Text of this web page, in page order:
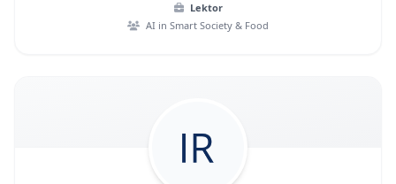
Lektor
AI in Smart Society & Food